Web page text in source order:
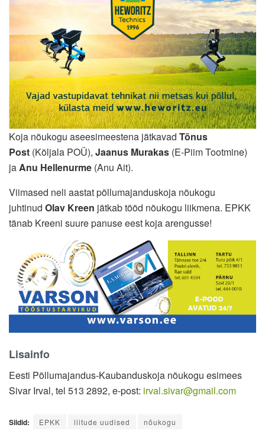
Koja nõukogu aseesimeestena jätkavad Tõnus
Post (Kõljala POÜ), Jaanus Murakas (E-Piim Tootmine)
jaAnu Hellenurme (Anu Ait).
Viimased neli aastat põllumajanduskoja nõukogu
juhtinud Olav Kreen jätkab tööd nõukogu liikmena. EPKK
tänab Kreeni suure panuse eest koja arengusse!
Lisainfo
Eesti Põllumajandus-Kaubanduskoja nõukogu esimees
Sivar Irval, tel 513 2892, e-post: irval.sivar@gmail.com
Sildid: EPKK liitude uudised nõukogu